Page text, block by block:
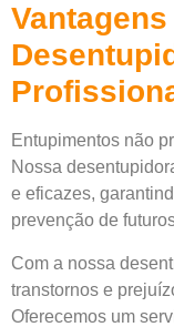
Entupimentos não
Nossa
e eficazes,
prevenção de
Com a nossa
transtornos e
Oferecemos um